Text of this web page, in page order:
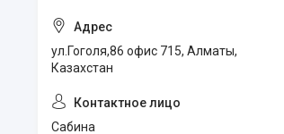
ул.Гоголя,86 офис 715, Алматы,
Казахстан
Сабина